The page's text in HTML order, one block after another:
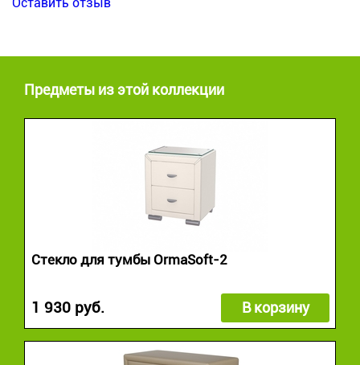
Предметы из этой коллекции
Стекло для тумбы OrmaSoft-2
1 930 руб. В корзину